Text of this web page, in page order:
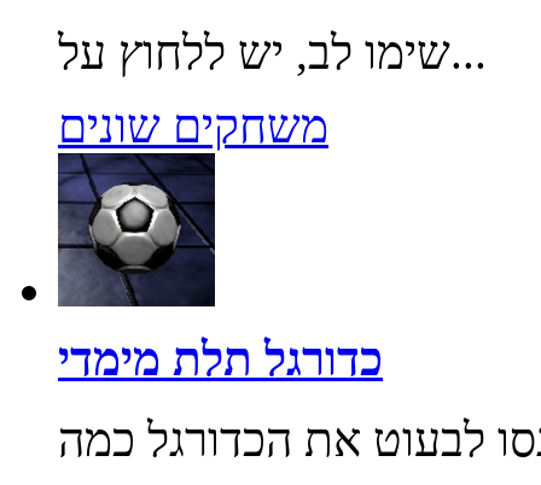
שימו לב, יש ללחוץ על...
משחקים שונים
כדורגל תלת מימדי